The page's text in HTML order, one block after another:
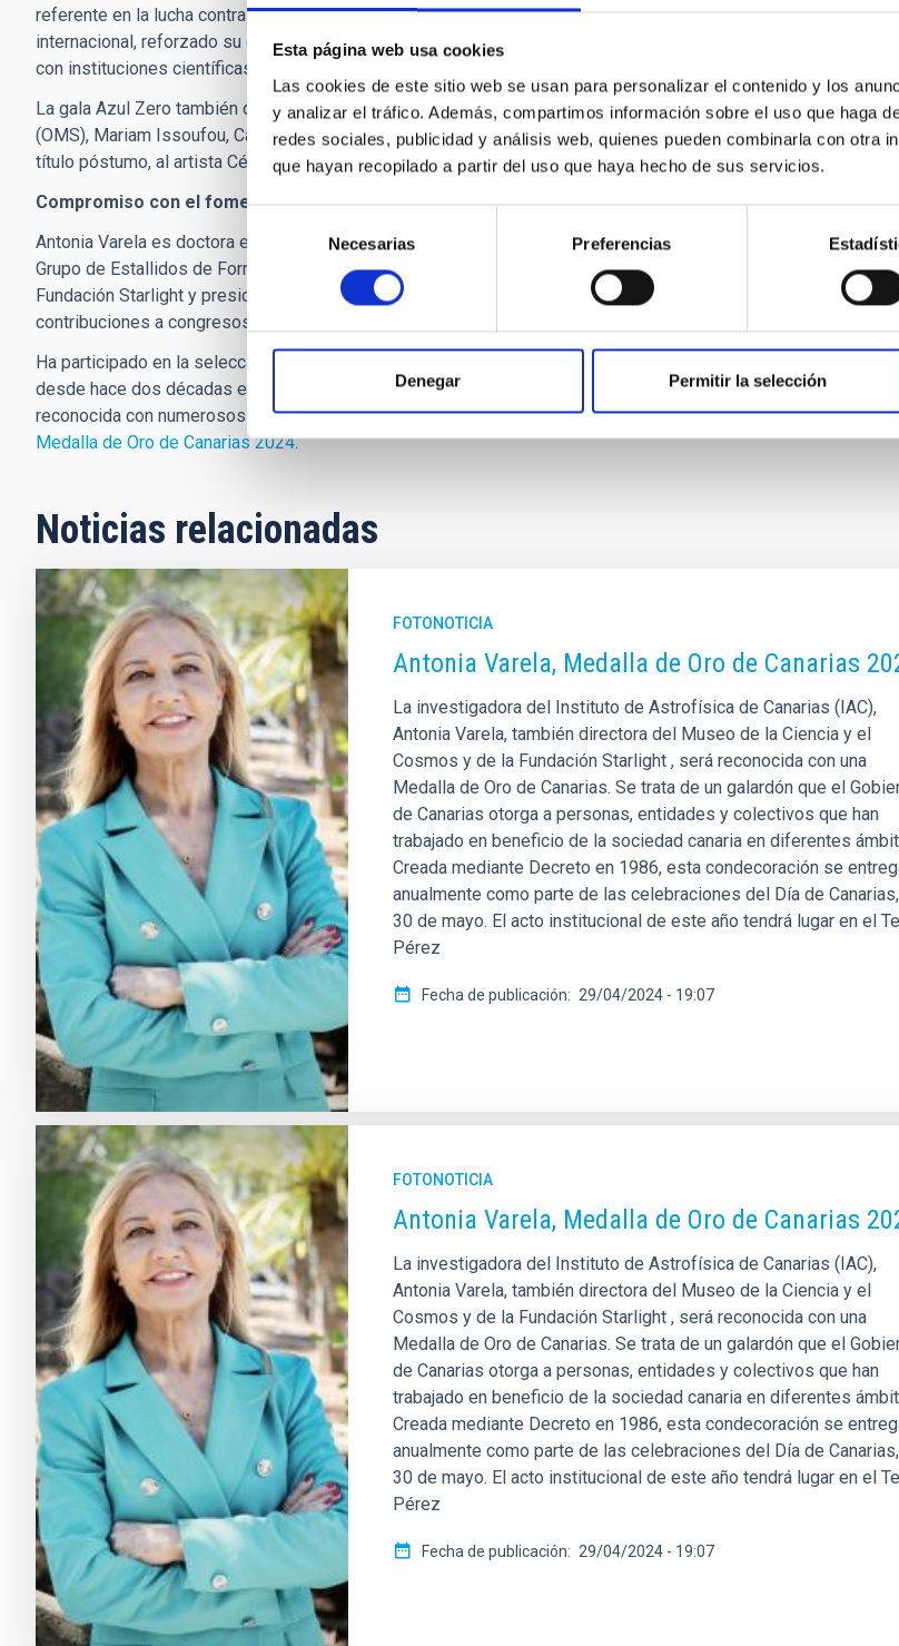
Esta página web usa cookies
Las cookies de este sitio web se usan para personalizar el contenido y los
y analizar el tráfico. Además, compartimos información sobre el uso que haga
redes sociales, publicidad y análisis web, quienes pueden combinarla con otra
que hayan recopilado a partir del uso que haya hecho de sus servicios.
de
consentimiento
Necesarias Preferencias
Denegar Permitir la selección
referente en la lucha contra la contaminación lumínica. Bajo su dirección, la entidad ha ampliado su proyección
internacional, reforzado su oferta formativa, consolidado la comunidad de destinos certificados y fortalecido
con instituciones científicas y educativas.
La gala Azul Zero también distinguió a personalidades como Javier Goyeneche (Ecoalf), Myrna Cunningham,
(OMS), Mariam Issoufou, Carlos Mallo (Innoceana), Carl Honoré, Patricia Yurena Rodríguez, José Díaz
título póstumo, al artista César Manrique, homenajeado por la Fundación César Manrique.
Compromiso con el fomento de la ciencia y la protección del cielo
Antonia Varela es doctora en Astrofísica e investigadora del IAC, donde forma parte del Grupo de Calidad de
Grupo de Estallidos de Formación Estelar. Es directora del Museo de la Ciencia y el Cosmos, directora gerente
Fundación Starlight y presidenta de
BPW Canarias
. Posee más de un centenar de publicaciones científicas y
contribuciones a congresos, incluyendo un influyente artículo en Science sobre la contaminación lumínica.
Ha participado en la selección de emplazamientos para grandes telescopios y ejerce como profesora de
desde hace dos décadas en la
Universidad para Mayores
de la Universidad de La Laguna. Su trayectoria ha sido
reconocida con numerosos premios, entre ellos el galardón “Mujer Ciencia e Innovación” de la revista Más
Medalla de Oro de Canarias 2024.
Noticias relacionadas
FOTONOTICIA
Antonia Varela, Medalla de Oro de Canarias
La investigadora del Instituto de Astrofísica de Canarias (IAC),
Antonia Varela, también directora del Museo de la Ciencia y el
Cosmos y de la Fundación Starlight , será reconocida con una
Medalla de Oro de Canarias. Se trata de un galardón que el
de Canarias otorga a personas, entidades y colectivos que han
trabajado en beneficio de la sociedad canaria en diferentes
Creada mediante Decreto en 1986, esta condecoración se
anualmente como parte de las celebraciones del Día de
30 de mayo. El acto institucional de este año tendrá lugar en el
Pérez
Fecha de publicación 29/04/2024 - 19:07
FOTONOTICIA
Antonia Varela, Medalla de Oro de Canarias
La investigadora del Instituto de Astrofísica de Canarias (IAC),
Antonia Varela, también directora del Museo de la Ciencia y el
Cosmos y de la Fundación Starlight , será reconocida con una
Medalla de Oro de Canarias. Se trata de un galardón que el
de Canarias otorga a personas, entidades y colectivos que han
trabajado en beneficio de la sociedad canaria en diferentes
Creada mediante Decreto en 1986, esta condecoración se
anualmente como parte de las celebraciones del Día de
30 de mayo. El acto institucional de este año tendrá lugar en el
Pérez
Fecha de publicación 29/04/2024 - 19:07